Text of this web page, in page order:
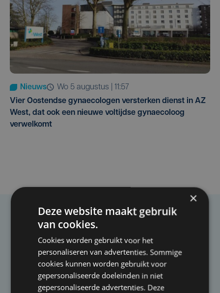
Nieuws
wo 5 augustus | 11:57
Vier Oostendse gynaecologen versterken dienst in AZ
West, dat ook een nieuwe voltijdse gynaecoloog
verwelkomt
Taalfout opgemerkt?
Heb je een taal- of schrijffout opgemerkt in dit
artikel?
Laat het ons weten
×
Deze website maakt gebruik
van cookies.
Cookies worden gebruikt voor het
personaliseren van advertenties. Sommige
cookies kunnen worden gebruikt voor
gepersonaliseerde doeleinden in niet
gepersonaliseerde advertenties. Deze